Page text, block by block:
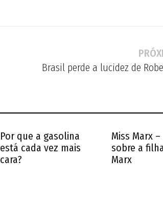
Brasil perde a lucidez de
Por que a gasolina
está cada vez mais
cara?
Miss Marx
sobre a
Marx